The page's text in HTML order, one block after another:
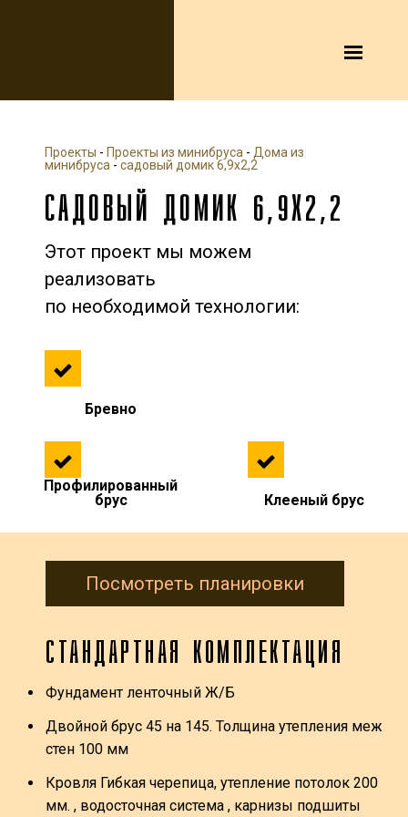
Проекты - Проекты из минибруса - Дома из
минибруса - садовый домик 6,9x2,2
САДОВЫЙ ДОМИК 6,9X2,2
Этот проект мы можем
реализовать
по необходимой технологии:
Бревно
Профилированный
брус
Клееный брус
Посмотреть планировки
СТАНДАРТНАЯ КОМПЛЕКТАЦИЯ
Фундамент ленточный Ж/Б
Двойной брус 45 на 145. Толщина утепления меж
стен 100 мм
Кровля Гибкая черепица, утепление потолок 200
мм. , водосточная система , карнизы подшиты